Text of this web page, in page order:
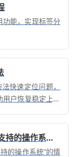
能，实现标签分
快速定位问题，
户恢复稳定上网
Google Chrome官方下载后提示“不支持的操作系统”怎么办
的操作系统”的情